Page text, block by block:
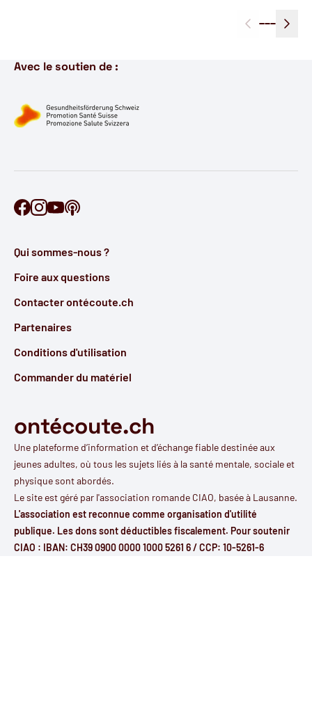
Avec le soutien de :
Retrouve Ontécoute sur Facebook
Retrouve Ontécoute sur Instagram
Retrouve Ontécoute sur YouTube
Qui sommes-nous ?
Foire aux questions
Contacter ontécoute.ch
Partenaires
Conditions d'utilisation
Commander du matériel
ontécoute.ch
Une plateforme d’information et d’échange fiable destinée aux
jeunes adultes, où tous les sujets liés à la santé mentale, sociale et
physique sont abordés.
Le site est géré par l'association romande CIAO, basée à Lausanne.
L'association est reconnue comme organisation d'utilité
publique. Les dons sont déductibles fiscalement. Pour soutenir
CIAO : IBAN: CH39 0900 0000 1000 5261 6 / CCP: 10-5261-6